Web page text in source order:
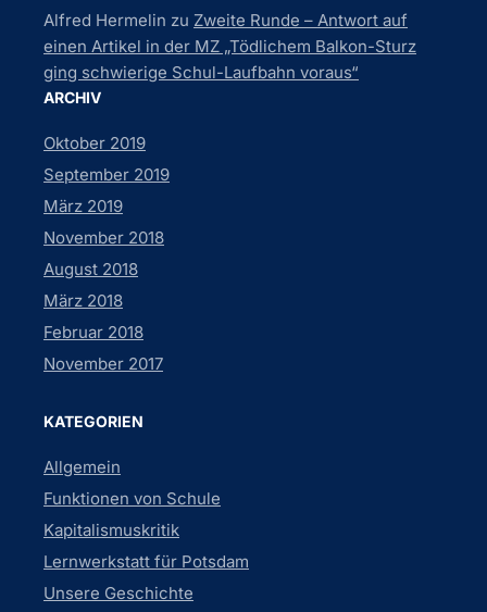
Alfred Hermelin zu Zweite Runde – Antwort auf
einen Artikel in der MZ „Tödlichem Balkon-Sturz
ging schwierige Schul-Laufbahn voraus“
ARCHIV
Oktober 2019
September 2019
März 2019
November 2018
August 2018
März 2018
Februar 2018
November 2017
KATEGORIEN
Allgemein
Funktionen von Schule
Kapitalismuskritik
Lernwerkstatt für Potsdam
Unsere Geschichte